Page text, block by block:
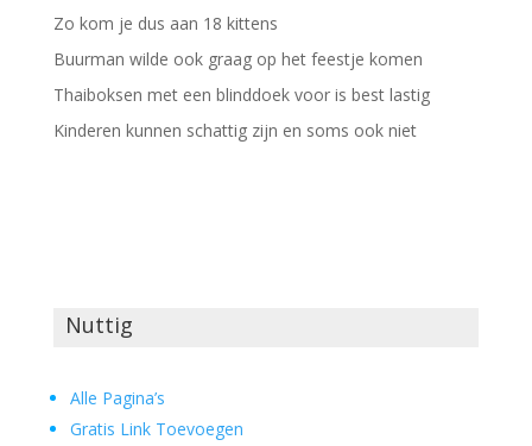
Zo kom je dus aan 18 kittens
Buurman wilde ook graag op het feestje komen
Thaiboksen met een blinddoek voor is best lastig
Kinderen kunnen schattig zijn en soms ook niet
Nuttig
Alle Pagina’s
Gratis Link Toevoegen